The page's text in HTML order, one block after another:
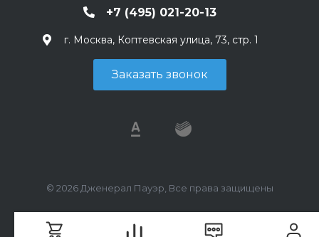
+7 (495) 021-20-13
г. Москва, Коптевская улица, 73, стр. 1
Заказать звонок
© 2026 Дженерал Пауэр, Все права защищены